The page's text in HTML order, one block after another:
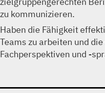
zu kommunizieren.
Haben die Fähigkeit
Teams zu arbeiten und
Fachperspektiven und -